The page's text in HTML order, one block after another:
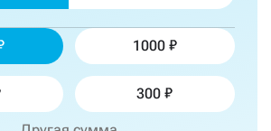
1000
300